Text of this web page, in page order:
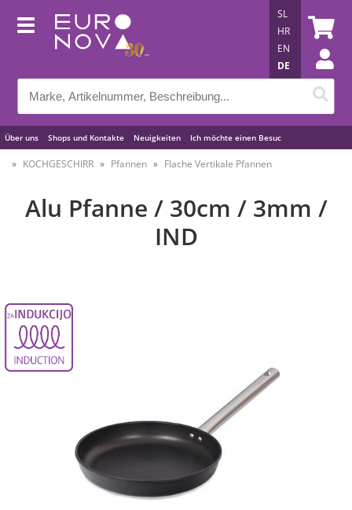
Über uns Shops und Kontakte Neuigkeiten Ich möchte einen Besuc
Nützliche Tipps
SL
HR
EN
DE
KOCHGESCHIRR Pfannen Flache Vertikale Pfannen
Alu Pfanne / 30cm / 3mm /
IND